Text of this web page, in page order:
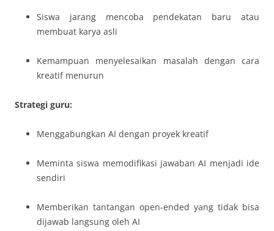
Siswa jarang mencoba pendekatan baru atau
membuat karya asli
Kemampuan menyelesaikan masalah dengan cara
kreatif menurun
Strategi guru:
Menggabungkan AI dengan proyek kreatif
Meminta siswa memodifikasi jawaban AI menjadi ide
sendiri
Memberikan tantangan open-ended yang tidak bisa
dijawab langsung oleh AI